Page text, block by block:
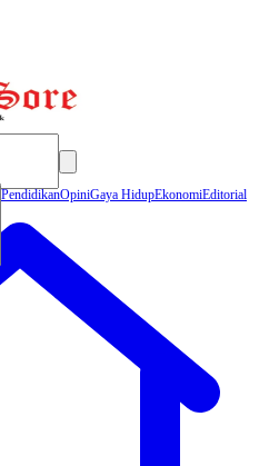
PendidikanOpiniGaya HidupEkonomiEditorial